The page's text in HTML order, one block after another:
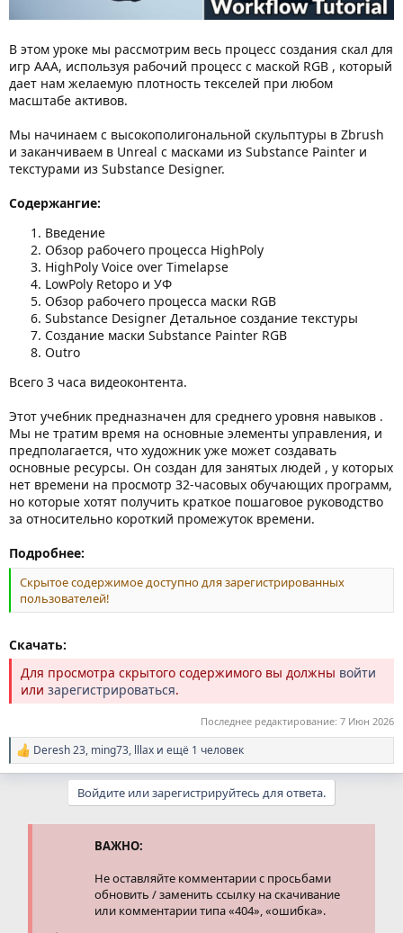
В этом уроке мы рассмотрим весь процесс создания скал для
игр AAA, используя рабочий процесс с маской RGB , который
дает нам желаемую плотность текселей при любом
масштабе активов.
Мы начинаем с высокополигональной скульптуры в Zbrush
и заканчиваем в Unreal с масками из Substance Painter и
текстурами из Substance Designer.
Содержангие:
Введение
Обзор рабочего процесса HighPoly
HighPoly Voice over Timelapse
LowPoly Retopo и УФ
Обзор рабочего процесса маски RGB
Substance Designer Детальное создание текстуры
Создание маски Substance Painter RGB
Outro
Всего 3 часа видеоконтента.
Этот учебник предназначен для среднего уровня навыков .
Мы не тратим время на основные элементы управления, и
предполагается, что художник уже может создавать
основные ресурсы. Он создан для занятых людей , у которых
нет времени на просмотр 32-часовых обучающих программ,
но которые хотят получить краткое пошаговое руководство
за относительно короткий промежуток времени.
Подробнее:
Скрытое содержимое доступно для зарегистрированных
пользователей!
Скачать:
Для просмотра скрытого содержимого вы должны войти
или зарегистрироваться.
Последнее редактирование: 7 Июн 2026
Р
е
Deresh 23, ming73, lllax и ещё 1 человек
Войдите или зарегистрируйтесь для ответа.
ВАЖНО:
Не оставляйте комментарии с просьбами
обновить / заменить ссылку на скачивание
или комментарии типа «404», «ошибка».